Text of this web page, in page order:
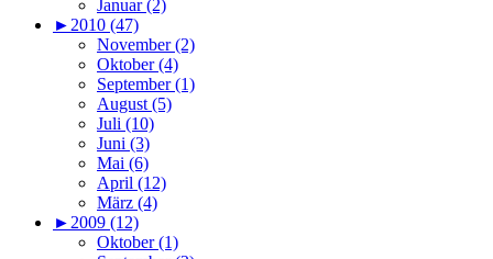
Januar (2)
► 2010 (47)
November (2)
Oktober (4)
September (1)
August (5)
Juli (10)
Juni (3)
Mai (6)
April (12)
März (4)
► 2009 (12)
Oktober (1)